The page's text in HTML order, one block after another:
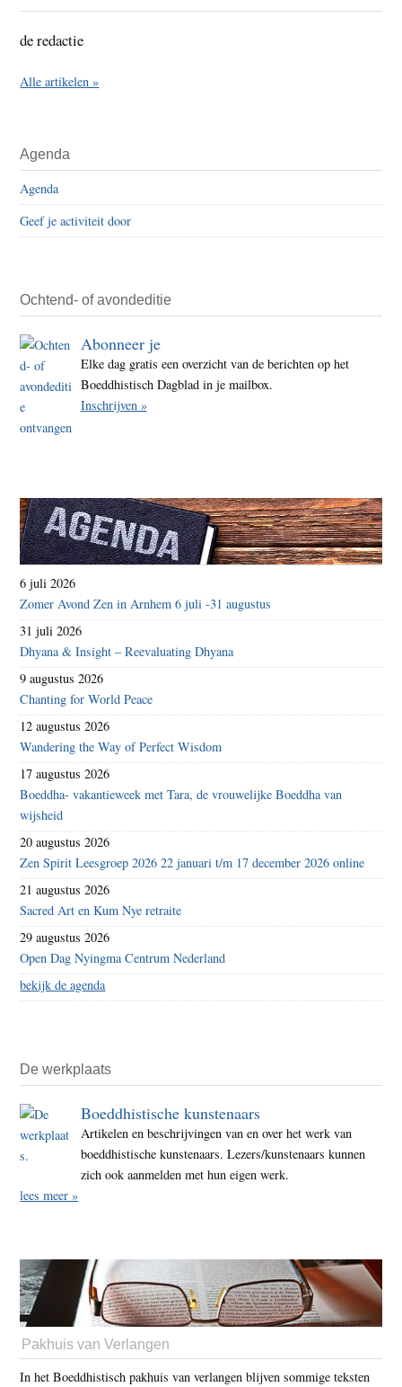
de redactie
Alle artikelen »
Agenda
Agenda
Geef je activiteit door
Ochtend- of avondeditie
Abonneer je
Elke dag gratis een overzicht van de berichten op het
Boeddhistisch Dagblad in je mailbox.
Inschrijven »
6 juli 2026
Zomer Avond Zen in Arnhem 6 juli -31 augustus
31 juli 2026
Dhyana & Insight – Reevaluating Dhyana
9 augustus 2026
Chanting for World Peace
12 augustus 2026
Wandering the Way of Perfect Wisdom
17 augustus 2026
Boeddha- vakantieweek met Tara, de vrouwelijke Boeddha van
wijsheid
20 augustus 2026
Zen Spirit Leesgroep 2026 22 januari t/m 17 december 2026 online
21 augustus 2026
Sacred Art en Kum Nye retraite
29 augustus 2026
Open Dag Nyingma Centrum Nederland
bekijk de agenda
De werkplaats
Boeddhistische kunstenaars
Artikelen en beschrijvingen van en over het werk van
boeddhistische kunstenaars. Lezers/kunstenaars kunnen
zich ook aanmelden met hun eigen werk.
lees meer »
Pakhuis van Verlangen
In het Boeddhistisch pakhuis van verlangen blijven sommige teksten